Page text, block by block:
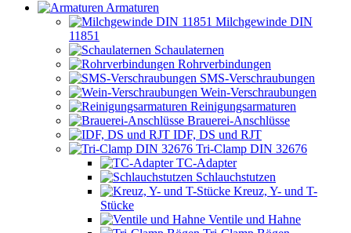
Armaturen
Milchgewinde DIN
11851
Schaulaternen
Rohrverbindungen
SMS-Verschraubungen
Wein-Verschraubungen
Reinigungsarmaturen
Brauerei-Anschlüsse
IDF, DS und RJT
Tri-Clamp DIN 32676
TC-Adapter
Schlauchstutzen
Kreuz, Y- und T-
Stücke
Ventile und Hahne